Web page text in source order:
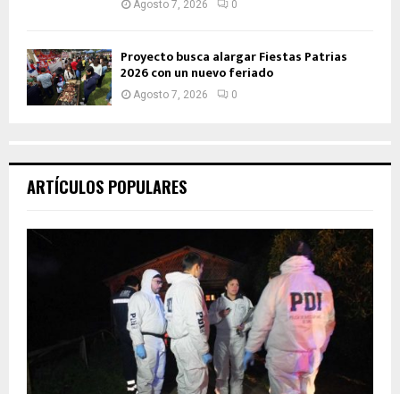
Agosto 7, 2026 0
Proyecto busca alargar Fiestas Patrias
2026 con un nuevo feriado
Agosto 7, 2026 0
ARTÍCULOS POPULARES